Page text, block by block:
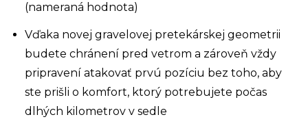
(nameraná hodnota)
Vďaka novej gravelovej pretekárskej geometrii
budete chránení pred vetrom a zároveň vždy
pripravení atakovať prvú pozíciu bez toho, aby
ste prišli o komfort, ktorý potrebujete počas
dlhých kilometrov v sedle